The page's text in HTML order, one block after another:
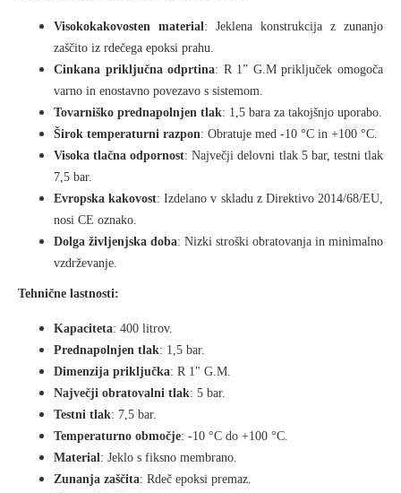
Visokokakovosten material: Jeklena konstrukcija z zunanjo
zaščito iz rdečega epoksi prahu.
Cinkana priključna odprtina: R 1” G.M priključek omogoča
varno in enostavno povezavo s sistemom.
Tovarniško prednapolnjen tlak: 1,5 bara za takojšnjo uporabo.
Širok temperaturni razpon: Obratuje med -10 °C in +100 °C.
Visoka tlačna odpornost: Največji delovni tlak 5 bar, testni tlak
7,5 bar.
Evropska kakovost: Izdelano v skladu z Direktivo 2014/68/EU,
nosi CE oznako.
Dolga življenjska doba: Nizki stroški obratovanja in minimalno
vzdrževanje.
Tehnične lastnosti:
Kapaciteta: 400 litrov.
Prednapolnjen tlak: 1,5 bar.
Dimenzija priključka: R 1" G.M.
Največji obratovalni tlak: 5 bar.
Testni tlak: 7,5 bar.
Temperaturno območje: -10 °C do +100 °C.
Material: Jeklo s fiksno membrano.
Zunanja zaščita: Rdeč epoksi premaz.